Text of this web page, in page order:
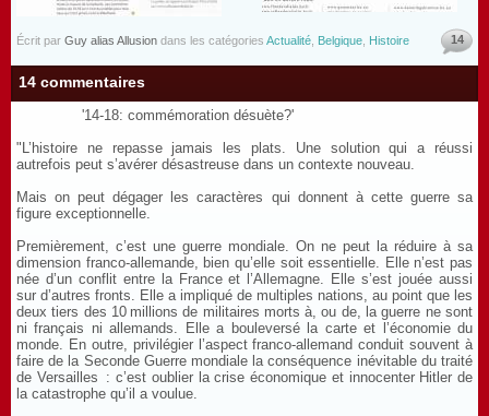
Écrit par Guy alias Allusion dans les catégories Actualité Belgique Histoire 14
14 commentaires
'14-18: commémoration désuète?'
"L’histoire ne repasse jamais les plats. Une solution qui a réussi
autrefois peut s’avérer désastreuse dans un contexte nouveau.
Mais on peut dégager les caractères qui donnent à cette guerre sa
figure exceptionnelle.
Premièrement, c’est une guerre mondiale. On ne peut la réduire à sa
dimension franco-allemande, bien qu’elle soit essentielle. Elle n’est pas
née d’un conflit entre la France et l’Allemagne. Elle s’est jouée aussi
sur d’autres fronts. Elle a impliqué de multiples nations, au point que les
deux tiers des 10 millions de militaires morts à, ou de, la guerre ne sont
ni français ni allemands. Elle a bouleversé la carte et l’économie du
monde. En outre, privilégier l’aspect franco-allemand conduit souvent à
faire de la Seconde Guerre mondiale la conséquence inévitable du traité
de Versailles : c’est oublier la crise économique et innocenter Hitler de
la catastrophe qu’il a voulue.